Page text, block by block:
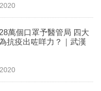
萬個口罩予醫管局 四大
抗疫出咗咩力？｜武漢